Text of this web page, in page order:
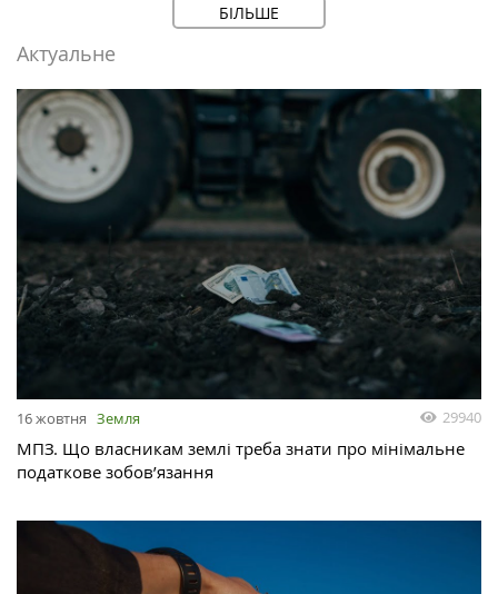
БІЛЬШЕ
Актуальне
16 жовтня Земля 29940
МПЗ. Що власникам землі треба знати про мінімальне
податкове зобов’язання